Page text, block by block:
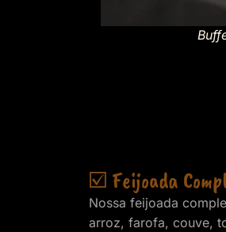
☑️ Feijoada
Nossa feijoada
arroz, farofa, couve,